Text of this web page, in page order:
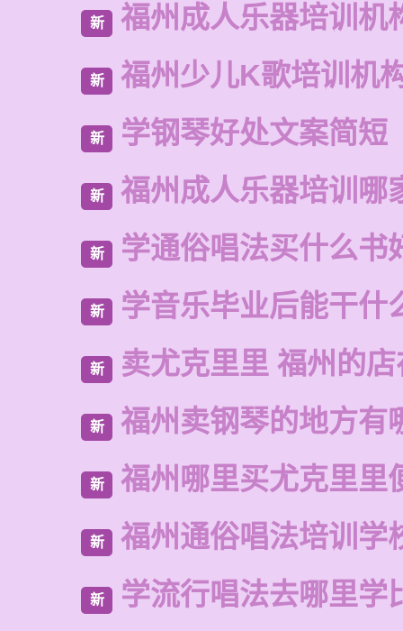
新 福州成人乐器培训机
新 福州少儿K歌培训机
新 学钢琴好处文案简短
新 福州成人乐器培训哪
新 学通俗唱法买什么书
新 学音乐毕业后能干什
新 卖尤克里里 福州的
新 福州卖钢琴的地方有
新 福州哪里买尤克里里
新 福州通俗唱法培训学
新 学流行唱法去哪里学